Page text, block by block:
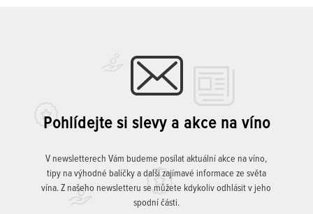
Pohlídejte si slevy a akce na víno
V newsletterech Vám budeme posílat aktuální akce na víno,
tipy na výhodné balíčky a další zajímavé informace ze světa
vína. Z našeho newsletteru se můžete kdykoliv odhlásit v jeho
spodní části.